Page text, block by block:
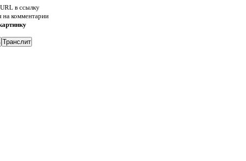
в ссылку
на комментарии